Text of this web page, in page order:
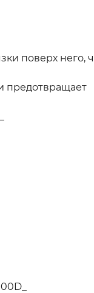
поверх него,
предотвращает